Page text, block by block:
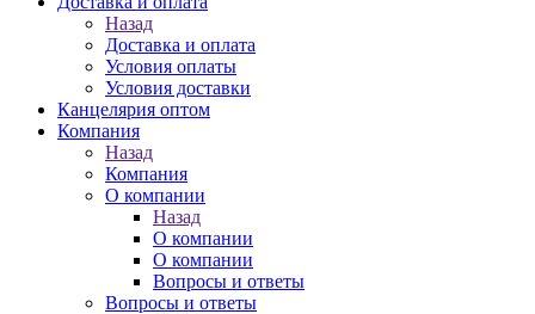
Назад
Доставка и оплата
Условия оплаты
Условия доставки
Канцелярия оптом
Компания
Назад
Компания
О компании
Назад
О компании
О компании
Вопросы и ответы
Вопросы и ответы